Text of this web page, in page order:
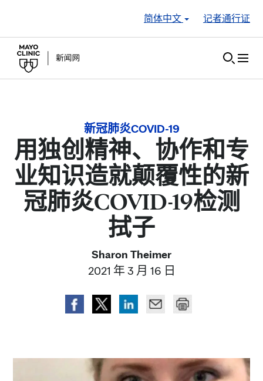
简体中文
记者通行证
新冠肺炎COVID-19
用独创精神、协作和专
业知识造就颠覆性的新
冠肺炎COVID-19检测
拭子
Sharon Theimer
2021 年 3 月 16 日